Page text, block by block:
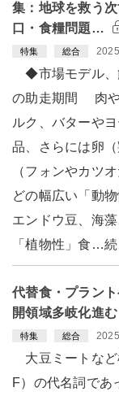
集：地球を救う
口・食糧問題…
特集 総合
◆市場モデル
の助走期間 肉や
ルク、バターや
品、さらには卵
（フォンやカツ
どの幅広い「動
エンドウ豆、海
「植物性」食…
代替食・プラン
開領域多岐化進む
特集 総合
大豆ミートなど
F）の代名詞であ